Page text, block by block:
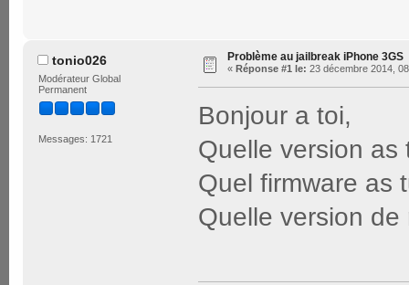
tonio026
Modérateur Global
Permanent
Messages: 1721
Problème au jailbreak iPhone 3GS
« Réponse #1 le: 23 décembre 2014,
Bonjour a toi,
Quelle version as
Quel firmware as
Quelle version de